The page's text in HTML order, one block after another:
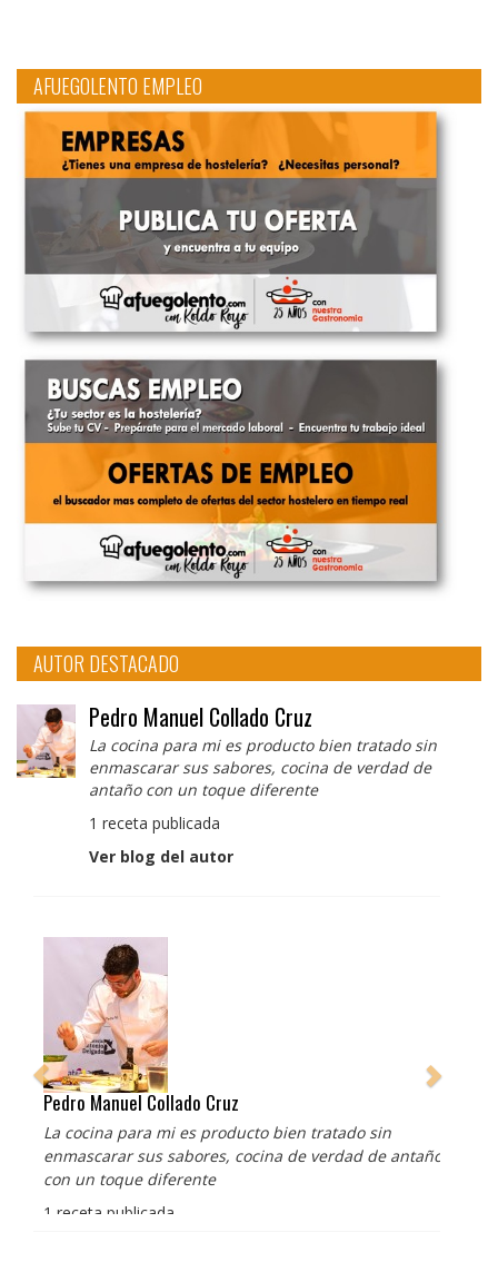
AFUEGOLENTO EMPLEO
AUTOR DESTACADO
Pedro Manuel Collado Cruz
La cocina para mi es producto bien tratado sin
enmascarar sus sabores, cocina de verdad de
antaño con un toque diferente
1 receta publicada
Ver blog del autor
Pedro Manuel Collado Cruz
La cocina para mi es producto bien tratado sin
enmascarar sus sabores, cocina de verdad de antaño
con un toque diferente
1 receta publicada